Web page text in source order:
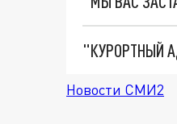
"КУРОРТНЫЙ
Новости СМИ2